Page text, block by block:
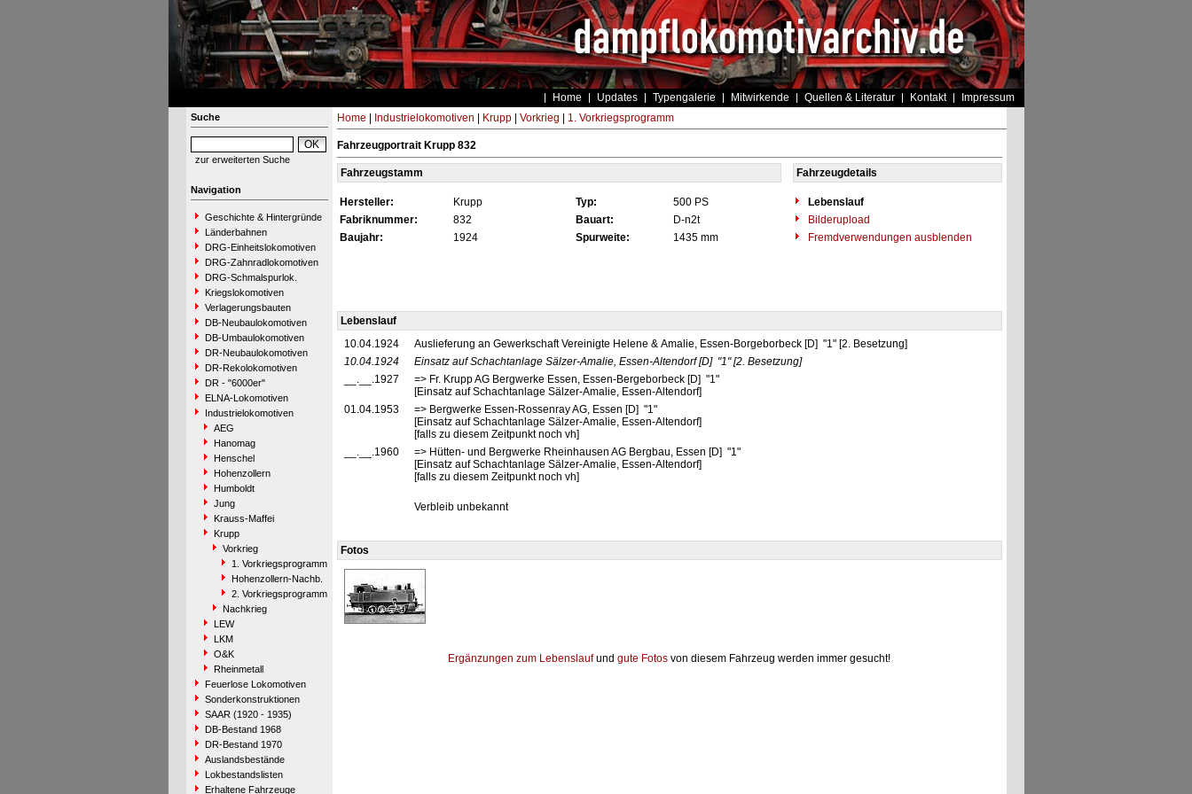
Home Updates Typengalerie Mitwirkende Quellen & Literatur Kontakt Impressum
Suche
zur erweiterten Suche
Navigation
Geschichte & Hintergründe
Länderbahnen
DRG-Einheitslokomotiven
DRG-Zahnradlokomotiven
DRG-Schmalspurlok.
Kriegslokomotiven
Verlagerungsbauten
DB-Neubaulokomotiven
DB-Umbaulokomotiven
DR-Neubaulokomotiven
DR-Rekolokomotiven
DR - "6000er"
ELNA-Lokomotiven
Industrielokomotiven
AEG
Hanomag
Henschel
Hohenzollern
Humboldt
Jung
Krauss-Maffei
Krupp
Vorkrieg
1. Vorkriegsprogramm
Hohenzollern-Nachb.
2. Vorkriegsprogramm
Nachkrieg
LEW
LKM
O&K
Rheinmetall
Feuerlose Lokomotiven
Sonderkonstruktionen
SAAR (1920 - 1935)
DB-Bestand 1968
DR-Bestand 1970
Auslandsbestände
Lokbestandslisten
Erhaltene Fahrzeuge
Home Industrielokomotiven Krupp| Vorkrieg 1. Vorkriegsprogramm
Fahrzeugportrait Krupp 832
Fahrzeugstamm Fahrzeugdetails
Hersteller: Krupp Typ: 500 PS
Lebenslauf
Fabriknummer:
832 Bauart: D-n2t
Bilderupload
Baujahr:
1924 Spurweite: 1435 mm Fremdverwendungen ausblenden
Lebenslauf
10.04.1924
Auslieferung an Gewerkschaft Vereinigte Helene & Amalie, Essen-Borgeborbeck [D] "1" [2. Besetzung]
10.04.1924
Einsatz auf Schachtanlage Sälzer-Amalie, Essen-Altendorf [D] "1" [2. Besetzung]
__.__.1927
=> Fr. Krupp AG Bergwerke Essen, Essen-Bergeborbeck [D] "1"
[Einsatz auf Schachtanlage Sälzer-Amalie, Essen-Altendorf]
01.04.1953
=> Bergwerke Essen-Rossenray AG, Essen [D] "1"
[Einsatz auf Schachtanlage Sälzer-Amalie, Essen-Altendorf]
[falls zu diesem Zeitpunkt noch vh]
__.__.1960
=> Hütten- und Bergwerke Rheinhausen AG Bergbau, Essen [D] "1"
[Einsatz auf Schachtanlage Sälzer-Amalie, Essen-Altendorf]
[falls zu diesem Zeitpunkt noch vh]
Verbleib unbekannt
Fotos
Ergänzungen zum Lebenslaufund gute Fotos von diesem Fahrzeug werden immer gesucht!